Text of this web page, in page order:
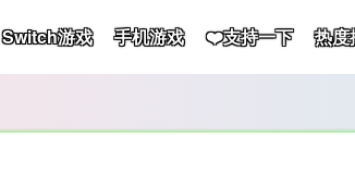
Switch游戏 手机游戏 ❤️支持一下 热度